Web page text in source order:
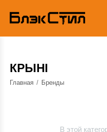
КРЫНI
Главная / Бренды
В этой